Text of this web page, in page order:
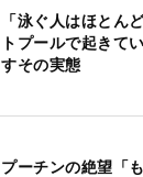
「泳ぐ人はほとん
トプールで起きて
すその実態
プーチンの絶望「